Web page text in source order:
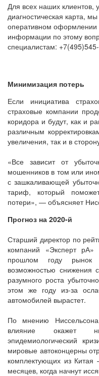
Для всех наших клиентов,
диагностическая карта,
оперативном оформлении
информации по этому
специалистам:
Минимизация потерь
Если инициатива
страховые компании
коридора и будут, как и
различным
увеличения, так и в
«Все зависит от
мошенников в том или
с зашкаливающей
тариф, который
потери», — объясняет
Прогноз на 2020-й
Старший директор по
компаний «Эксперт
прошлом году рынок
возможностью снижения
разумного роста
этом же году из-за
автомобилей вырастет.
По мнению
влияние окажет
эпидемиологический
мировые автоконцерны
комплектующих из Китая
месяцев, когда начнут